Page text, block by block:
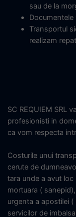
sau de la
Documentele
Transportul
realizam
SC REQUIEM SRL
profesionisti in
ca vom respecta
Costurile unui
cerute de
tara unde a avut loc
mortuara (
urgenta a apostilei
servicilor de